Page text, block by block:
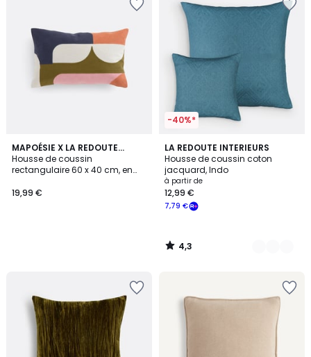
MAPOÉSIE X LA REDOUTE
INTÉRIEURS
Housse de coussin
rectangulaire 60 x 40 cm, en
19,99 €
-40%*
LA REDOUTE INTERIEURS
Housse de coussin coton
jacquard, Indo
à partir de
7,79 €
12,99 €
4,3
/ 5
4
Couleurs
4,3
/